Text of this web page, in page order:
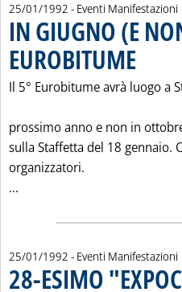
25/01/1992 - Eventi Manifestazioni
IN GIUGNO (E
EUROBITUME
Il 5° Eurobitume avrà luogo a
prossimo anno e non in
sulla Staffetta del 18 gennaio.
organizzatori.
...
25/01/1992 - Eventi Manifestazioni
28-ESIMO